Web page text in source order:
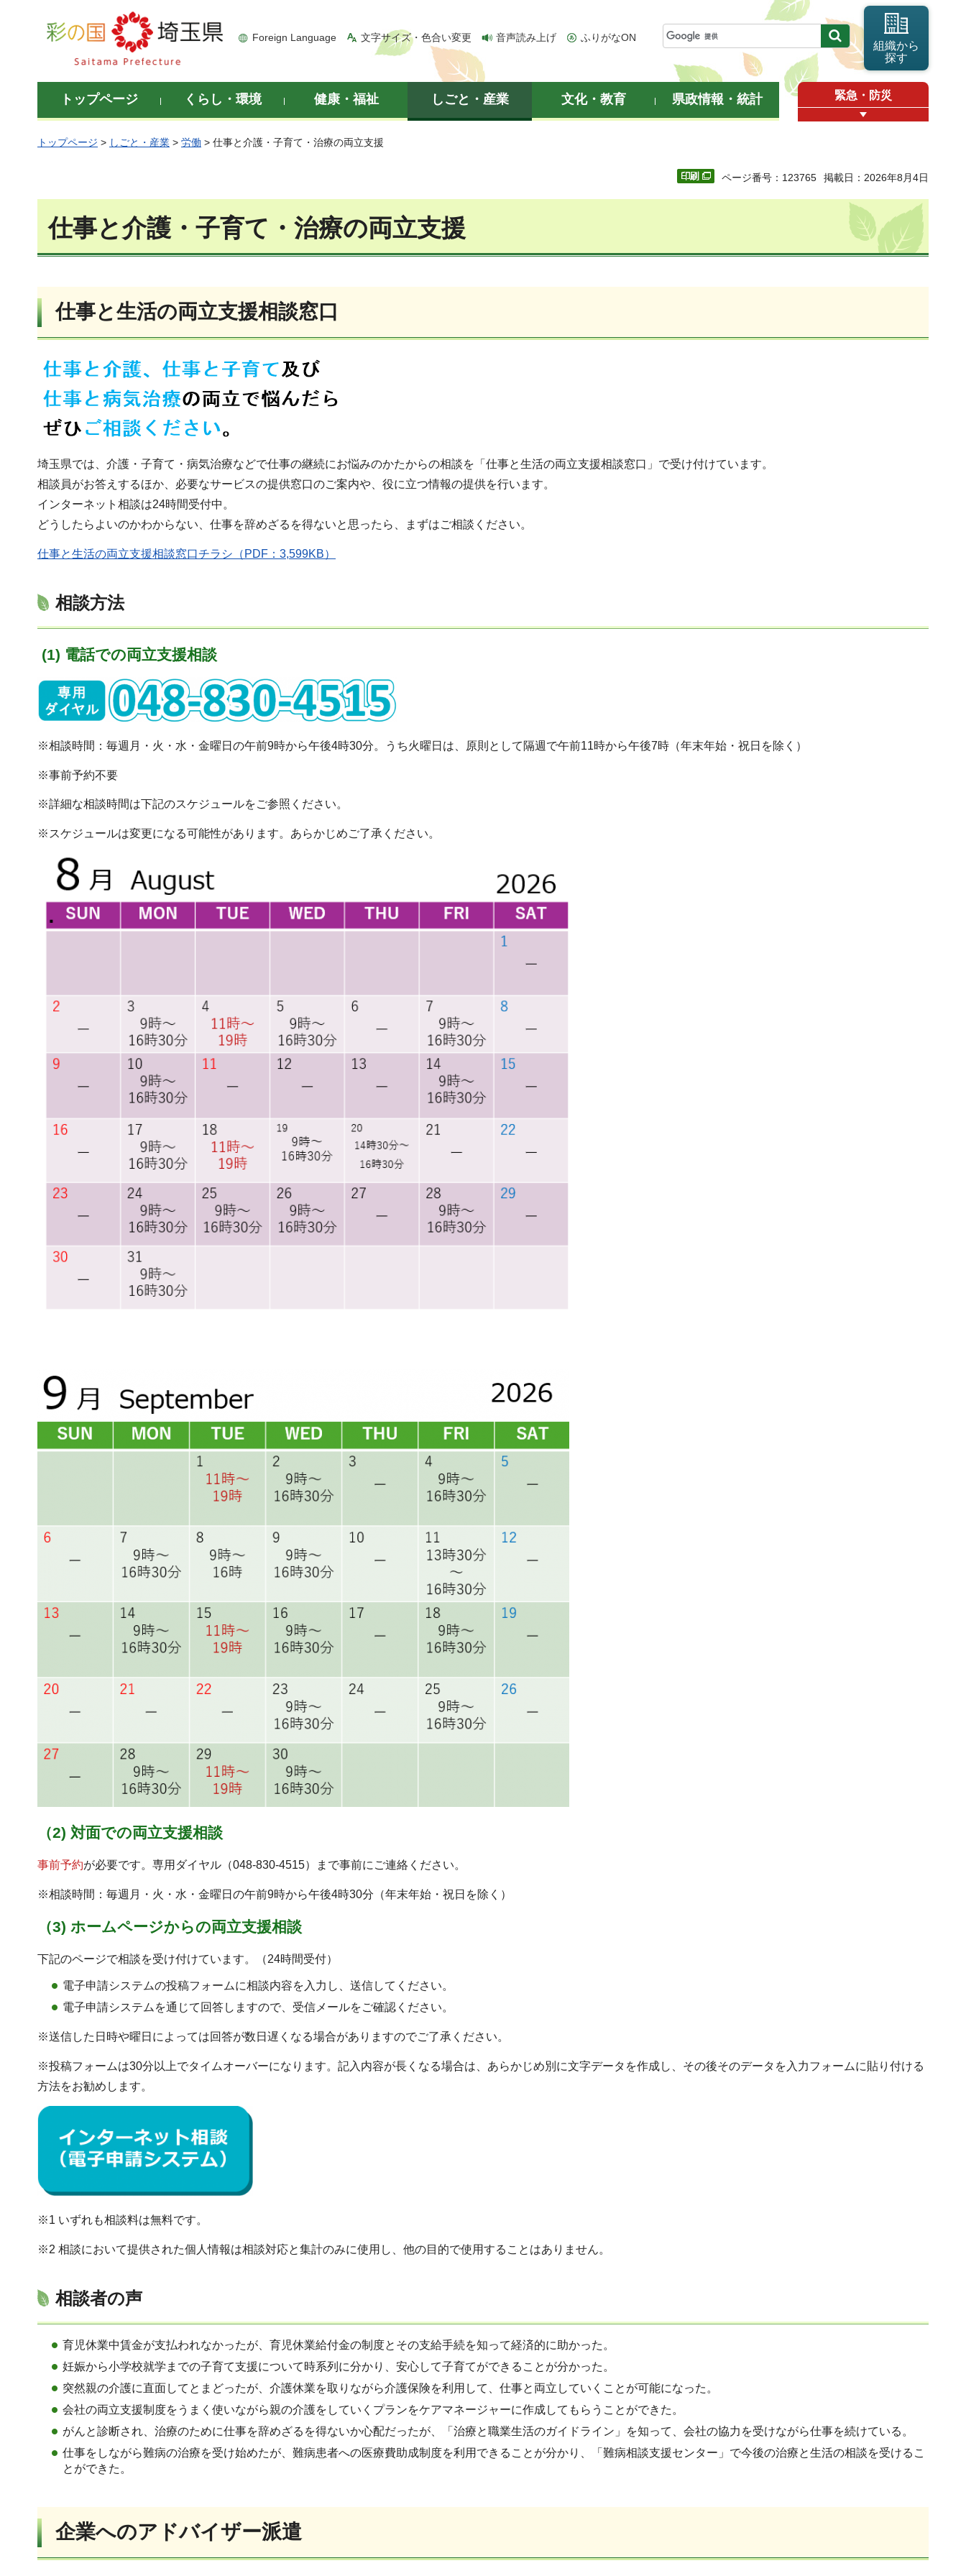
彩の国 埼玉県
Foreign Language 文字サイズ・色合い変更 音声読み上げ ふりがなON
組織から
探す
トップページ くらし・環境 健康・福祉 しごと・産業 文化・教育 県政情報・統計 緊急・防災
トップページ > しごと・産業 > 労働 > 仕事と介護・子育て・治療の両立支援
ページ番号：123765 掲載日：2026年8月4日
仕事と介護・子育て・治療の両立支援
仕事と生活の両立支援相談窓口
埼玉県では、介護・子育て・病気治療などで仕事の継続にお悩みのかたからの相談を「仕事と生活の両立支援相談窓口」で受け付けています。
相談員がお答えするほか、必要なサービスの提供窓口のご案内や、役に立つ情報の提供を行います。
インターネット相談は24時間受付中。
どうしたらよいのかわからない、仕事を辞めざるを得ないと思ったら、まずはご相談ください。
仕事と生活の両立支援相談窓口チラシ（PDF：3,599KB）
相談方法
(1) 電話での両立支援相談
※相談時間：毎週月・火・水・金曜日の午前9時から午後4時30分。うち火曜日は、原則として隔週で午前11時から午後7時（年末年始・祝日を除く）
※事前予約不要
※詳細な相談時間は下記のスケジュールをご参照ください。
※スケジュールは変更になる可能性があります。あらかじめご了承ください。
（2) 対面での両立支援相談
事前予約が必要です。専用ダイヤル（048-830-4515）まで事前にご連絡ください。
※相談時間：毎週月・火・水・金曜日の午前9時から午後4時30分（年末年始・祝日を除く）
（3) ホームページからの両立支援相談
下記のページで相談を受け付けています。（24時間受付）
電子申請システムの投稿フォームに相談内容を入力し、送信してください。
電子申請システムを通じて回答しますので、受信メールをご確認ください。
※送信した日時や曜日によっては回答が数日遅くなる場合がありますのでご了承ください。
※投稿フォームは30分以上でタイムオーバーになります。記入内容が長くなる場合は、あらかじめ別に文字データを作成し、その後そのデータを入力フォームに貼り付ける
方法をお勧めします。
※1 いずれも相談料は無料です。
※2 相談において提供された個人情報は相談対応と集計のみに使用し、他の目的で使用することはありません。
相談者の声
育児休業中賃金が支払われなかったが、育児休業給付金の制度とその支給手続を知って経済的に助かった。
妊娠から小学校就学までの子育て支援について時系列に分かり、安心して子育てができることが分かった。
突然親の介護に直面してとまどったが、介護休業を取りながら介護保険を利用して、仕事と両立していくことが可能になった。
会社の両立支援制度をうまく使いながら親の介護をしていくプランをケアマネージャーに作成してもらうことができた。
がんと診断され、治療のために仕事を辞めざるを得ないか心配だったが、「治療と職業生活のガイドライン」を知って、会社の協力を受けながら仕事を続けている。
仕事をしながら難病の治療を受け始めたが、難病患者への医療費助成制度を利用できることが分かり、「難病相談支援センター」で今後の治療と生活の相談を受けるこ
とができた。
企業へのアドバイザー派遣